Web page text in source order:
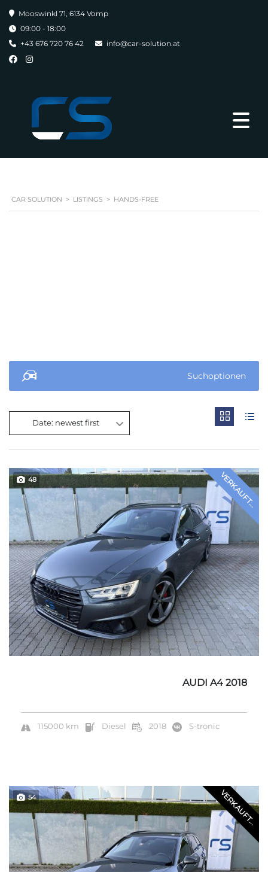
Mooswinkl 71, 6134 Vomp
09:00 - 18:00
+43 676 720 76 42
info@car-solution.at
CAR SOLUTION > LISTINGS > HANDS-FREE
Suchoptionen
Date: newest first
VERKAUFT...
48
AUDI A4 2018
115000 km Diesel 2018 S-tronic
VERKAUFT...
54